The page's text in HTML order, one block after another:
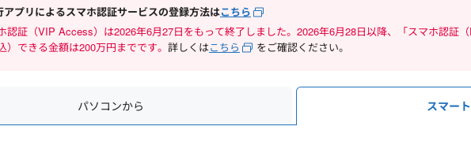
プリによるスマホ認証サービスの登録方法はこちら
認証（VIP Access）は2026年6月27日をもって終了しました。2026年6月28日以降、「スマホ認証
）できる金額は200万円までです。 詳しくはこちら をご確認ください。
パソコンから スマー